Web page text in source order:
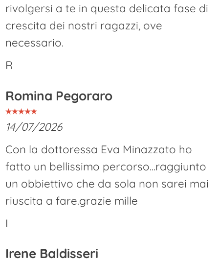
rivolgersi a te in questa delicata fase di
crescita dei nostri ragazzi, ove
necessario.
R
Romina Pegoraro
14/07/2026
Con la dottoressa Eva Minazzato ho
fatto un bellissimo percorso...raggiunto
un obbiettivo che da sola non sarei mai
riuscita a fare.grazie mille
I
Irene Baldisseri